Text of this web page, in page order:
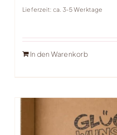
Lieferzeit: ca. 3-5 Werktage
In den Warenkorb